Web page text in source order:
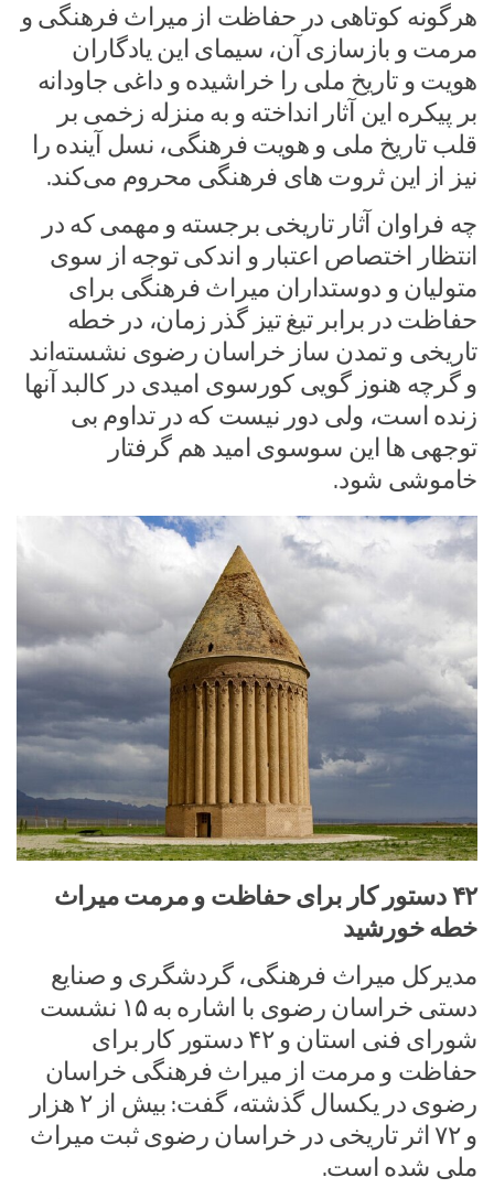
هرگونه کوتاهی در حفاظت از میراث فرهنگی و
مرمت و بازسازی آن، سیمای این یادگاران
هویت و تاریخ ملی را خراشیده و داغی جاودانه
بر پیکره این آثار انداخته و به منزله زخمی بر
قلب تاریخ ملی و هویت فرهنگی، نسل آینده را
نیز از این ثروت های فرهنگی محروم می‌کند.
چه فراوان آثار تاریخی برجسته و مهمی که در
انتظار اختصاص اعتبار و اندکی توجه از سوی
متولیان و دوستداران میراث فرهنگی برای
حفاظت در برابر تیغ تیز گذر زمان، در خطه
تاریخی و تمدن ساز خراسان رضوی نشسته‌اند
و گرچه هنوز گویی کورسوی امیدی در کالبد آنها
زنده است، ولی دور نیست که در تداوم بی
توجهی ها این سوسوی امید هم گرفتار
خاموشی شود.
۴۲ دستور کار برای حفاظت و مرمت میراث
خطه خورشید
مدیرکل میراث فرهنگی، گردشگری و صنایع
دستی خراسان رضوی با اشاره به ۱۵ نشست
شورای فنی استان و ۴۲ دستور کار برای
حفاظت و مرمت از میراث فرهنگی خراسان
رضوی در یکسال گذشته، گفت: بیش از ۲ هزار
و ۷۲ اثر تاریخی در خراسان رضوی ثبت میراث
ملی شده است.